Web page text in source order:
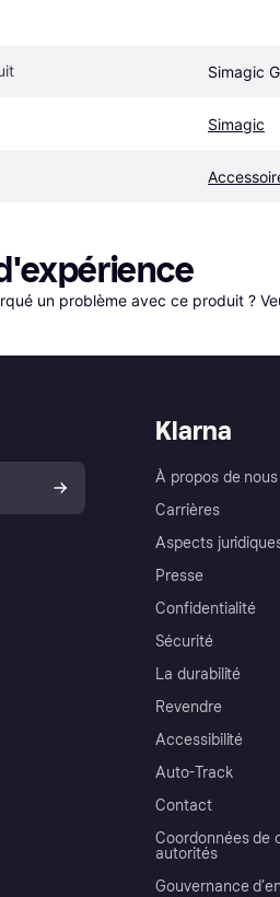
Simagic
Simagic
un problème avec ce produit ?
Klarna
À propos de nous
Carrières
Aspects
Presse
Confidentialité
Sécurité
La durabilité
Revendre
Accessibilité
Auto-Track
Contact
Coordonnées de
autorités
Gouvernance